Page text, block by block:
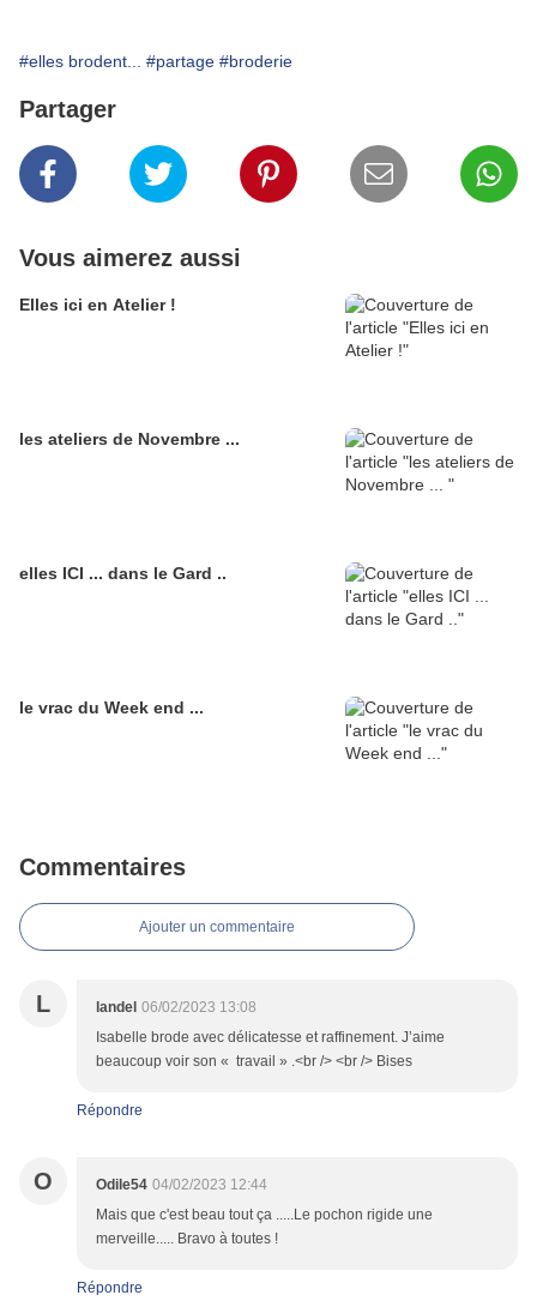
#elles brodent... #partage #broderie
Partager
Vous aimerez aussi
Elles ici en Atelier !
les ateliers de Novembre ...
elles ICI ... dans le Gard ..
le vrac du Week end ...
Commentaires
Ajouter un commentaire
L landel 06/02/2023 13:08
Isabelle brode avec délicatesse et raffinement. J’aime
beaucoup voir son « travail » .<br /> <br /> Bises
Répondre
O Odile54 04/02/2023 12:44
Mais que c'est beau tout ça .....Le pochon rigide une
merveille..... Bravo à toutes !
Répondre